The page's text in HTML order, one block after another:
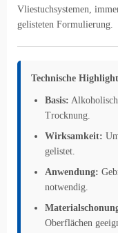
Vliestuchsystemen,
gelisteten Formulierung.
Technische
Basis:
Trocknung.
Wirksamkeit:
gelistet.
Anwendung:
notwendig.
Oberflächen